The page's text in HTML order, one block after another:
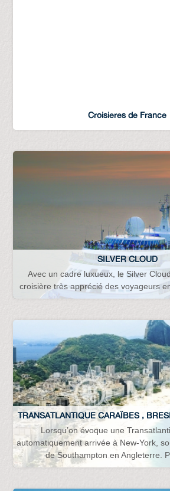
Croisieres de France
SILVER CLOUD
Avec un cadre luxueux, le Silver
croisière très apprécié des voyageurs
Lorsqu’on évoque une
automatiquement arrivée à New-York,
de Southampton en Angleterre.